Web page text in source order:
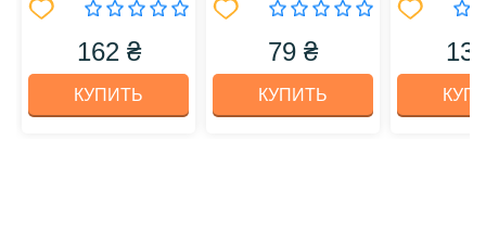
162 ₴
КУПИТЬ
79 ₴
КУПИТЬ